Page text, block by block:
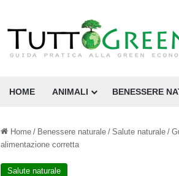
HOME ANIMALI BENESSERE
Home / Benessere naturale / Salute naturale /
alimentazione corretta
Salute naturale